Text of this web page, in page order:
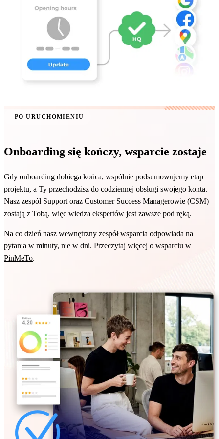
PO URUCHOMIENIU
Onboarding się kończy, wsparcie zostaje
Gdy onboarding dobiega końca, wspólnie podsumowujemy etap
projektu, a Ty przechodzisz do codziennej obsługi swojego konta.
Nasz zespół Support oraz Customer Success Managerowie (CSM)
zostają z Tobą, więc wiedza ekspertów jest zawsze pod ręką.
Na co dzień nasz wewnętrzny zespół wsparcia odpowiada na
pytania w minuty, nie w dni. Przeczytaj więcej o wsparciu w
PinMeTo.